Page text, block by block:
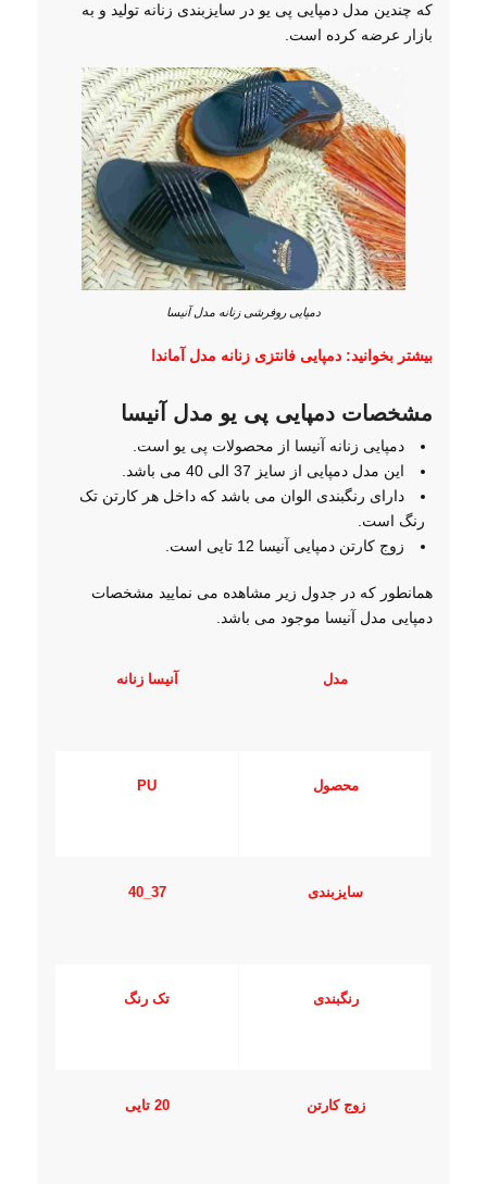
که چندین مدل دمپایی پی یو در سایزبندی زنانه تولید و به
بازار عرضه کرده است.
دمپایی روفرشی زنانه مدل آنیسا
بیشتر بخوانید: دمپایی فانتزی زنانه مدل آماندا
مشخصات دمپایی پی یو مدل آنیسا
دمپایی زنانه آنیسا از محصولات پی یو است.
این مدل دمپایی از سایز 37 الی 40 می باشد.
دارای رنگبندی الوان می باشد که داخل هر کارتن تک
رنگ است.
زوج کارتن دمپایی آنیسا 12 تایی است.
همانطور که در جدول زیر مشاهده می نمایید مشخصات
دمپایی مدل آنیسا موجود می باشد.
مدل آنیسا زنانه
محصول PU
سایزبندی 37_40
رنگبندی تک رنگ
زوج کارتن 20 تایی